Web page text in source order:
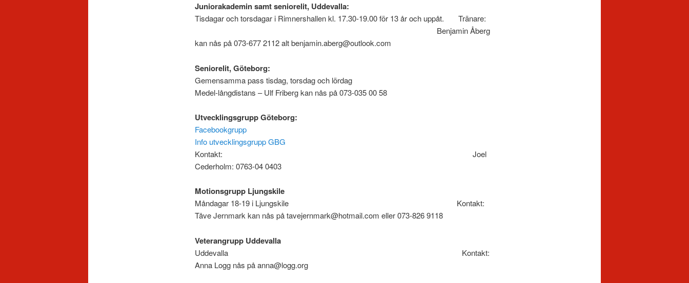
Juniorakademin samt seniorelit, Uddevalla:
Tisdagar och torsdagar i Rimnershallen kl. 17.30-19.00 för 13 år och uppåt. Tränare:
Benjamin Åberg
kan nås på 073-677 2112 alt benjamin.aberg@outlook.com
Seniorelit, Göteborg:
Gemensamma pass tisdag, torsdag och lördag
Medel-långdistans – Ulf Friberg kan nås på 073-035 00 58
Utvecklingsgrupp Göteborg:
Facebookgrupp
Info utvecklingsgrupp GBG
Kontakt: Joel
Cederholm: 0763-04 0403
Motionsgrupp Ljungskile
Måndagar 18-19 i Ljungskile Kontakt:
Tåve Jernmark kan nås på tavejernmark@hotmail.com eller 073-826 9118
Veterangrupp Uddevalla
Uddevalla Kontakt:
Anna Logg nås på anna@logg.org